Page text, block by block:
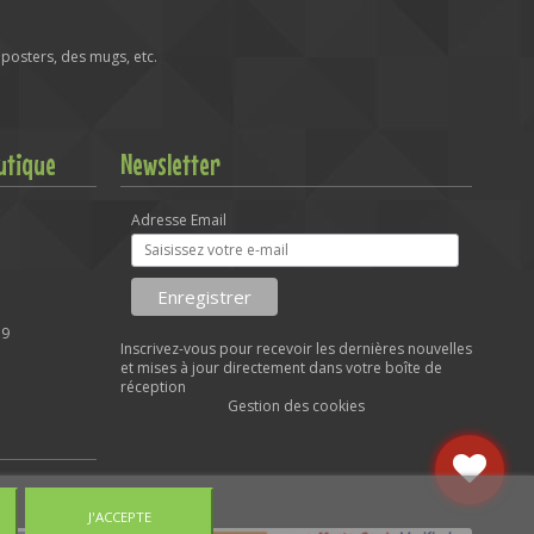
des mugs, etc.
Newsletter
Adresse Email
Inscrivez-vous pour recevoir les dernières nouvelles
et mises à jour directement dans votre boîte de
réception
Gestion des cookies
J'ACCEPTE